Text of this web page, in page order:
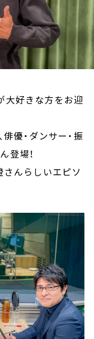
大好きな方をお迎
優・ダンサー・振
登場！
さんらしいエピソ